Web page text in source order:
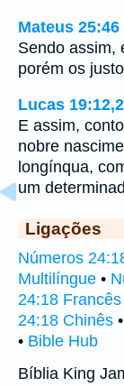
Mateus 25:46
Sendo assim,
porém os
Lucas
E assim,
nobre
longínqua,
um
Ligações
Números
Multilíngue •
24:18 Francês
24:18 Chinês •
• Bible Hub
Bíblia King